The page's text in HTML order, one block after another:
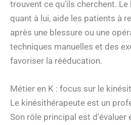
trouvent ce qu’ils cherchent.
quant à lui, aide les patients à
après une blessure ou une
techniques manuelles et des
favoriser la rééducation.
Métier en K : focus sur le
Le kinésithérapeute est un
Son rôle principal est d’évaluer